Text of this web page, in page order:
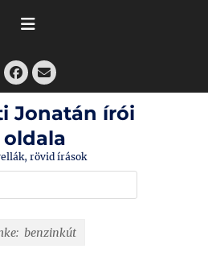
Facebook
Email
Jonatán írói
oldala
rövid írások
benzinkút